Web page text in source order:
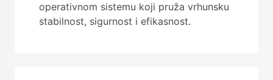
operativnom sistemu koji pruža vrhunsku
stabilnost, sigurnost i efikasnost.